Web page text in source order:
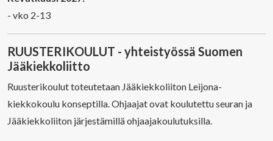
- vko 2-13
RUUSTERIKOULUT - yhteistyössä Suomen
Jääkiekkoliitto
Ruusterikoulut toteutetaan Jääkiekkoliiton Leijona-
kiekkokoulu konseptilla. Ohjaajat ovat koulutettu seuran ja
Jääkiekkoliiton järjestämillä ohjaajakoulutuksilla.